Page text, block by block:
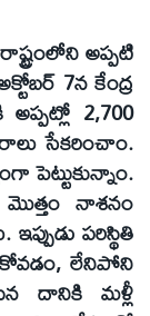
అప్పటి
7న కేంద్ర
2,700
సేకరించాం.
పెట్టుకున్నాం.
నాశనం
పరిస్థితి
లేనిపోని
దానికి మళ్లీ